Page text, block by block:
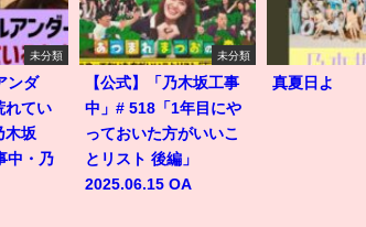
未分類
ンダ
れてい
木坂
中・乃
未分類
【公式】「乃木坂工事
中」# 518「1年目にや
っておいた方がいいこ
とリスト 後編」
2025.06.15 OA
真夏日よ